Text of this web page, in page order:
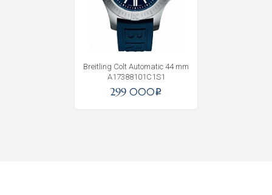
Breitling Colt Automatic 44 mm
A17388101C1S1
299 000i
Получать на почту